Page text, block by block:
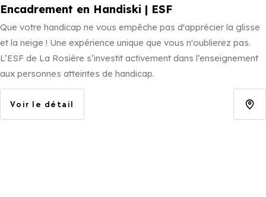
Encadrement en Handiski | ESF
Que votre handicap ne vous empêche pas d'apprécier la glisse
et la neige ! Une expérience unique que vous n'oublierez pas.
L’ESF de La Rosière s’investit activement dans l’enseignement
aux personnes atteintes de handicap.
Voir le détail